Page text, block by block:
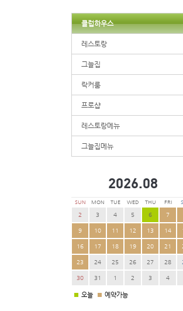
클럽하우스
레스토랑
그늘집
락커룸
프로샵
레스토랑메뉴
그늘집메뉴
2026.08
SUN MON TUE WED THU FRI
2 3 4 5 6 7
9 10 11 12 13 14
16 17 18 19 20 21
23 24 25 26 27 28
30 31 1 2 3 4
오늘 예약가능